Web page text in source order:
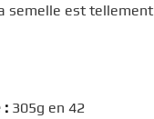
semelle est
: 305g en 42